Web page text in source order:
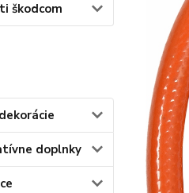
škodcom
doplnky